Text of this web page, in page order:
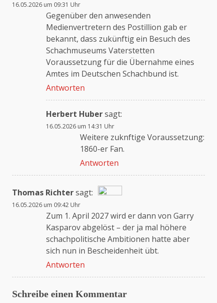
16.05.2026 um 09:31 Uhr
Gegenüber den anwesenden
Medienvertretern des Postillion gab er
bekannt, dass zukünftig ein Besuch des
Schachmuseums Vaterstetten
Voraussetzung für die Übernahme eines
Amtes im Deutschen Schachbund ist.
Antworten
Herbert Hubersagt:
16.05.2026 um 14:31 Uhr
Weitere zuknftige Voraussetzung:
1860-er Fan.
Antworten
Thomas Richtersagt:
Das „Echte-Person“-Abzeichen!
Anti-Spam von CleanTalk
16.05.2026 um 09:42 Uhr
Zum 1. April 2027 wird er dann von Garry
Kasparov abgelöst – der ja mal höhere
schachpolitische Ambitionen hatte aber
sich nun in Bescheidenheit übt.
Antworten
Schreibe einen Kommentar